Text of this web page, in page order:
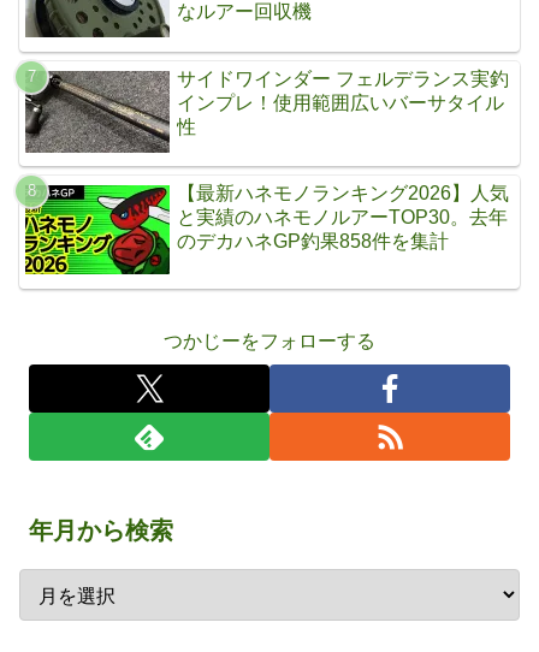
なルアー回収機
サイドワインダー フェルデランス実釣
インプレ！使用範囲広いバーサタイル
性
【最新ハネモノランキング2026】人気
と実績のハネモノルアーTOP30。去年
のデカハネGP釣果858件を集計
つかじーをフォローする
年月から検索